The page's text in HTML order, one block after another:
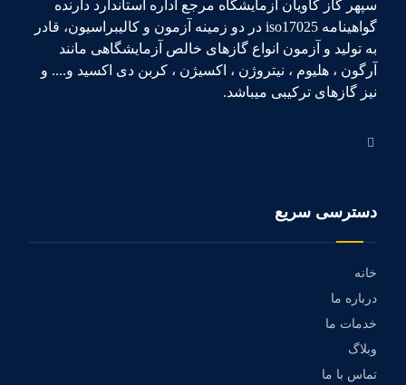
سپهر گاز کاویان آزمایشگاه مرجع اداره استاندارد دارنده
گواهینامه iso17025 در دو زمینه آزمون و کالیبراسیون، قادر
به تولید و آزمون انواع گازهای خالص آزمایشگاهی مانند
آرگون ، هلیوم ، نیتروژن ، اکسیژن ، کربن دی اکسید و.... و
نیز گازهای ترکیبی میباشد.
دسترسی سریع
خانه
درباره ما
خدمات ما
وبلاگ
تماس با ما